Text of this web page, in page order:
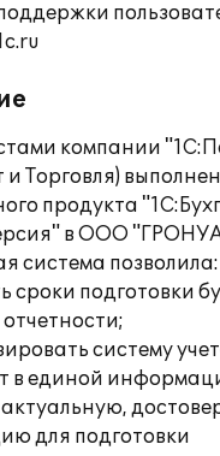
компании
и Торговля)
продукта
в ООО
система позволила:
сроки подготовки
систему
в единой
актуальную,
для подготовки